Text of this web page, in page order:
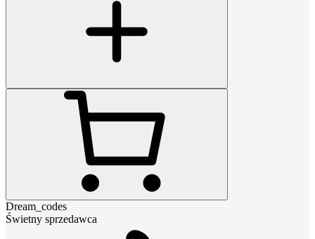
Dream_codes
Świetny sprzedawca